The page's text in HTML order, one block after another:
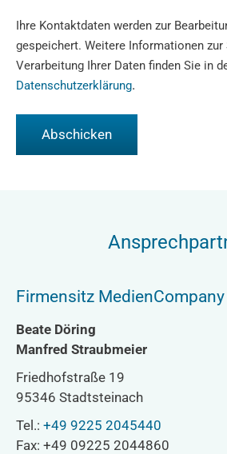
Ihre Kontaktdaten werden zur
gespeichert. Weitere Informationen zur
Verarbeitung Ihrer Daten finden Sie in
Datenschutzerklärung.
Firmensitz MedienCompany
Beate Döring
Manfred Straubmeier
Friedhofstraße 19
95346 Stadtsteinach
Tel.: +49 9225 2045440
Fax: +49 09225 2044860